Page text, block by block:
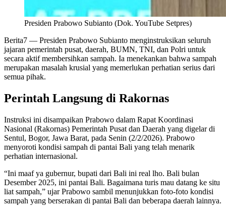
Presiden Prabowo Subianto (Dok. YouTube Setpres)
Berita7 — Presiden Prabowo Subianto menginstruksikan seluruh
jajaran pemerintah pusat, daerah, BUMN, TNI, dan Polri untuk
secara aktif membersihkan sampah. Ia menekankan bahwa sampah
merupakan masalah krusial yang memerlukan perhatian serius dari
semua pihak.
Perintah Langsung di Rakornas
Instruksi ini disampaikan Prabowo dalam Rapat Koordinasi
Nasional (Rakornas) Pemerintah Pusat dan Daerah yang digelar di
Sentul, Bogor, Jawa Barat, pada Senin (2/2/2026). Prabowo
menyoroti kondisi sampah di pantai Bali yang telah menarik
perhatian internasional.
“Ini maaf ya gubernur, bupati dari Bali ini real lho. Bali bulan
Desember 2025, ini pantai Bali. Bagaimana turis mau datang ke situ
liat sampah,” ujar Prabowo sambil menunjukkan foto-foto kondisi
sampah yang berserakan di pantai Bali dan beberapa daerah lainnya.